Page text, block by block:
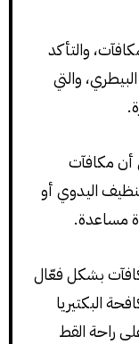
والتأكد
والتي
أن مكافآت
اليدوي أو
مساعدة.
بشكل فعّال
البكتيريا
راحة القط